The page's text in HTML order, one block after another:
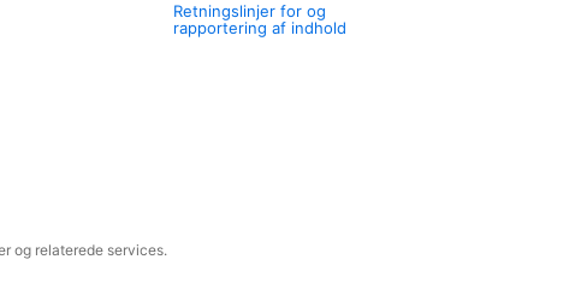
Retningslinjer for og
rapportering af indhold
og relaterede services.